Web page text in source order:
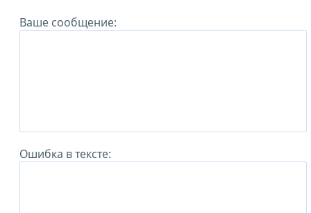
Ваше сообщение:
Ошибка в тексте: